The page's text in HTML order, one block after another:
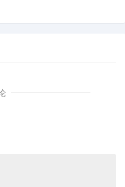
ASSOCIATES